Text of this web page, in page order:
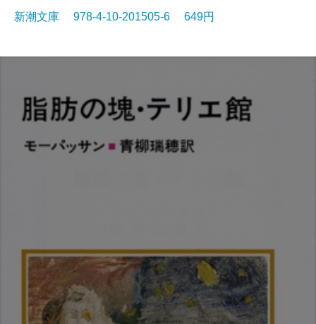
新潮文庫 978-4-10-201505-6 649円